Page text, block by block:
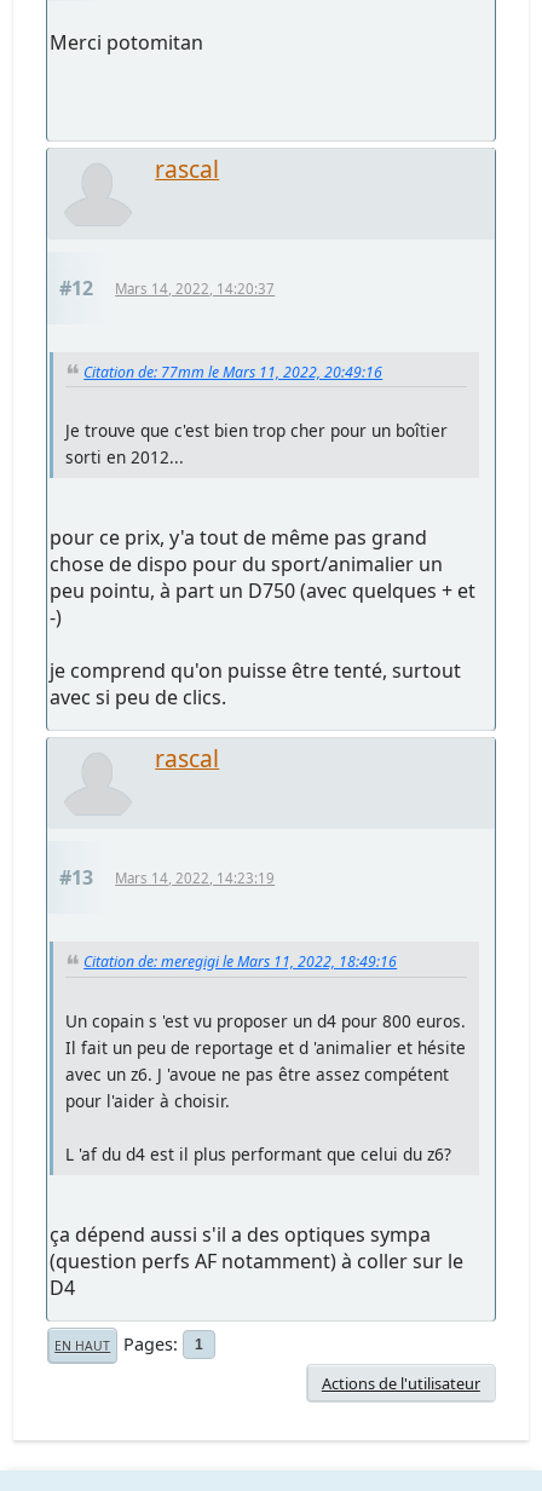
Merci potomitan
rascal
#12 Mars 14, 2022, 14:20:37
Citation de: 77mm le Mars 11, 2022, 20:49:16
Je trouve que c'est bien trop cher pour un boîtier
sorti en 2012...
pour ce prix, y'a tout de même pas grand
chose de dispo pour du sport/animalier un
peu pointu, à part un D750 (avec quelques + et
-)
je comprend qu'on puisse être tenté, surtout
avec si peu de clics.
rascal
#13 Mars 14, 2022, 14:23:19
Citation de: meregigi le Mars 11, 2022, 18:49:16
Un copain s 'est vu proposer un d4 pour 800 euros.
Il fait un peu de reportage et d 'animalier et hésite
avec un z6. J 'avoue ne pas être assez compétent
pour l'aider à choisir.
L 'af du d4 est il plus performant que celui du z6?
ça dépend aussi s'il a des optiques sympa
(question perfs AF notamment) à coller sur le
D4
EN HAUT Pages 1
Actions de l'utilisateur